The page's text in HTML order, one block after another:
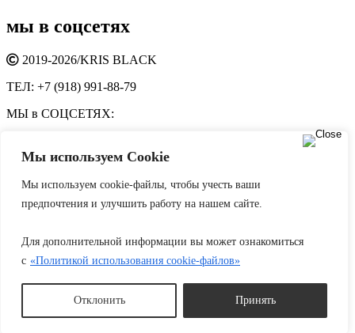
Мы используем Cookie
Мы используем cookie-файлы, чтобы учесть ваши
предпочтения и улучшить работу на нашем сайте.
Для дополнительной информации вы может ознакомиться
с «Политикой использования cookie-файлов»
Отклонить Принять
мы в соцсетях
2019-2026/KRIS BLACK
ТЕЛ: +7 (918) 991-88-79
МЫ в СОЦСЕТЯХ:
614907935327
317237500309384
cookie файлов
Пользовательское соглашение
Корзина0
В корзине отсутствуют товары!